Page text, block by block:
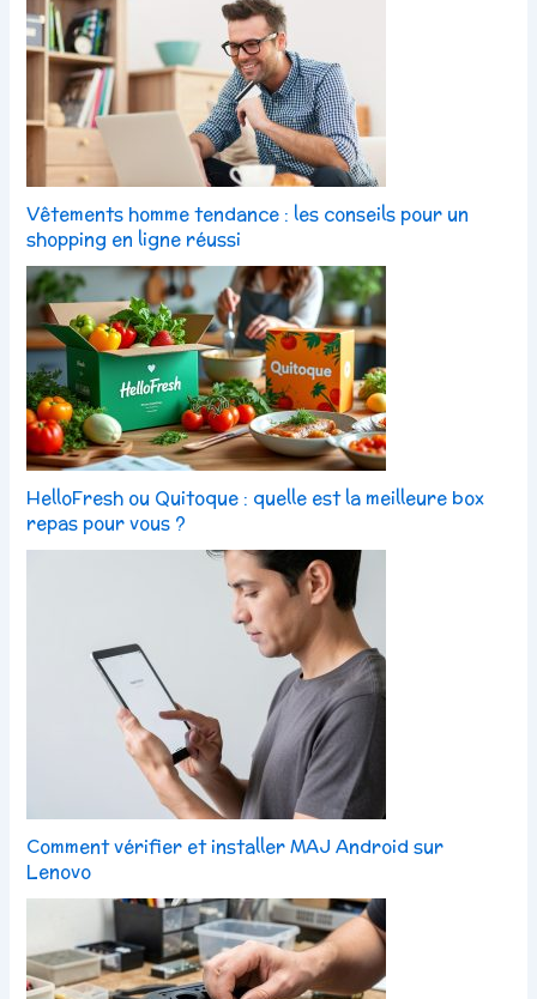
Vêtements homme tendance : les conseils pour un
shopping en ligne réussi
HelloFresh ou Quitoque : quelle est la meilleure box
repas pour vous ?
Comment vérifier et installer MAJ Android sur
Lenovo